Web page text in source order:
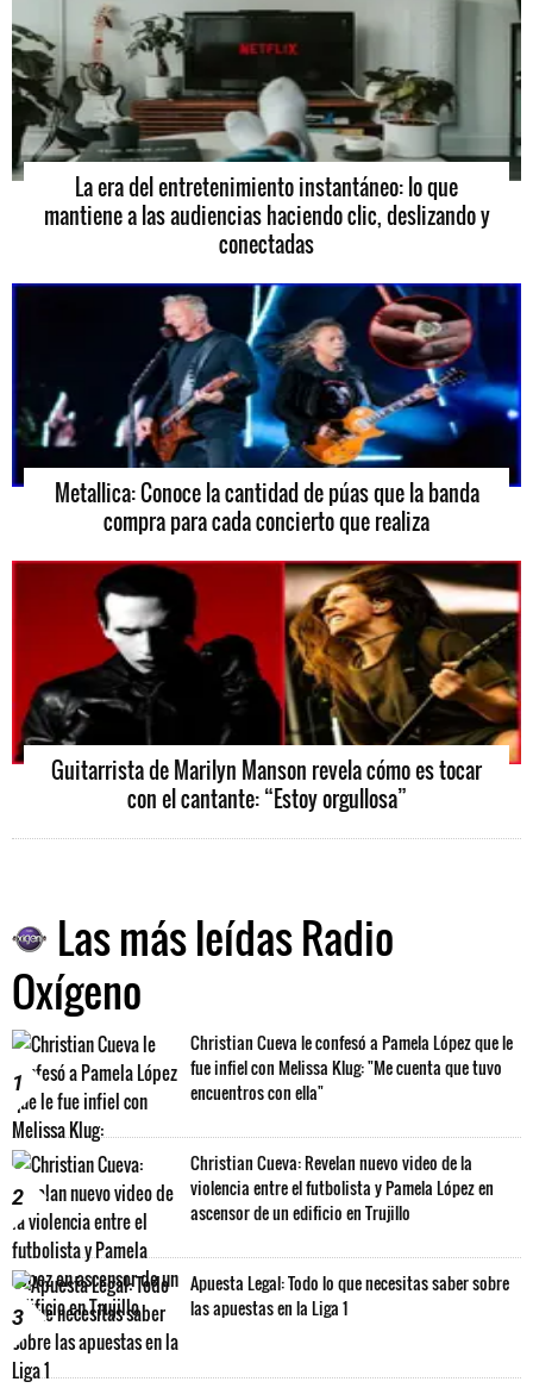
La era del entretenimiento instantáneo: lo que
mantiene a las audiencias haciendo clic, deslizando y
conectadas
Metallica: Conoce la cantidad de púas que la banda
compra para cada concierto que realiza
Guitarrista de Marilyn Manson revela cómo es tocar
con el cantante: “Estoy orgullosa”
Las más leídas Radio
Oxígeno
1
Christian Cueva le confesó a Pamela López que le
fue infiel con Melissa Klug: "Me cuenta que tuvo
encuentros con ella"
2
Christian Cueva: Revelan nuevo video de la
violencia entre el futbolista y Pamela López en
ascensor de un edificio en Trujillo
3
Apuesta Legal: Todo lo que necesitas saber sobre
las apuestas en la Liga 1